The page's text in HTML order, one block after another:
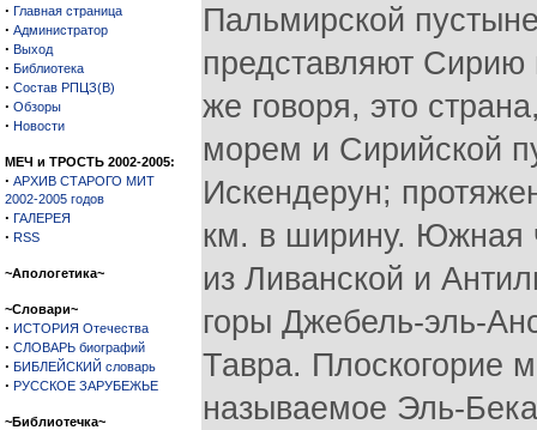
· Главная страница
· Администратор
· Выход
· Библиотека
· Состав РПЦЗ(В)
· Обзоры
· Новости
МЕЧ и ТРОСТЬ 2002-2005:
· АРХИВ СТАРОГО МИТ
2002-2005 годов
· ГАЛЕРЕЯ
· RSS
~Апологетика~
~Словари~
· ИСТОРИЯ Отечества
· СЛОВАРЬ биографий
· БИБЛЕЙСКИЙ словарь
· РУССКОЕ ЗАРУБЕЖЬЕ
~Библиотечка~
Пальмирской
представляют Сирию
же говоря, это
морем и Сирийской
Искендерун;
км. в ширину. Южная
из Ливанской и
горы Джебель-эль-
Тавра. Плоскогорие
называемое Эль-